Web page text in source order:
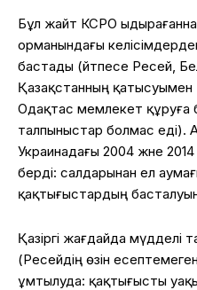
Бұл жайт КСРО
орманындағы
бастады (әйтпесе Ресей,
Қазақстанның қатысуымен
Одақтас мемлекет құруға
талпыныстар болмас еді).
Украинадағы 2004 және
берді: салдарынан ел
қақтығыстардың
Қазіргі жағдайда мүдделі
(Ресейдің өзін
ұмтылуда: қақтығысты